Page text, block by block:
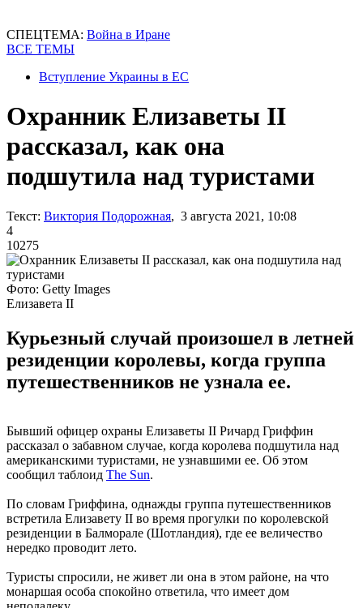
СПЕЦТЕМА: Война в Иране
ВСЕ ТЕМЫ
Вступление Украины в ЕС
Охранник Елизаветы II
рассказал, как она
подшутила над туристами
Текст: Виктория Подорожная, 3 августа 2021, 10:08
4
10275
Фото: Getty Images
Елизавета II
Курьезный случай произошел в летней
резиденции королевы, когда группа
путешественников не узнала ее.
Бывший офицер охраны Елизаветы II Ричард Гриффин
рассказал о забавном случае, когда королева подшутила над
американскими туристами, не узнавшими ее. Об этом
сообщил таблоид The Sun.
По словам Гриффина, однажды группа путешественников
встретила Елизавету II во время прогулки по королевской
резиденции в Балморале (Шотландия), где ее величество
нередко проводит лето.
Туристы спросили, не живет ли она в этом районе, на что
монаршая особа спокойно ответила, что имеет дом